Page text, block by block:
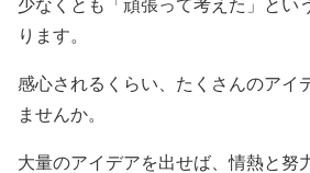
少なくとも「頑張って考えた」とい
ります。
感心されるくらい、たくさんのアイ
ませんか。
大量のアイデアを出せば、情熱と努